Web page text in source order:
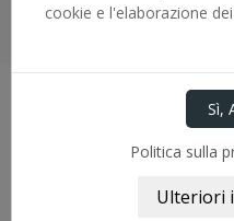
Pompa
cookie e l'elaborazione
Politica sulla